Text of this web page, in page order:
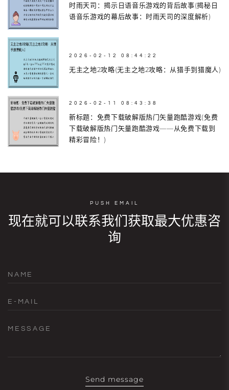
时雨天司：揭示日语音乐游戏的背后故事(揭秘日
语音乐游戏的幕后故事：时雨天司的深度解析)
2026-02-12 08:44:22
无主之地2攻略(无主之地2攻略：从猎手到猎魔人)
2026-02-11 08:43:38
新标题：免费下载破解版热门矢量跑酷游戏(免费
下载破解版热门矢量跑酷游戏——从免费下载到
精彩冒险！)
PUSH EMAIL
现在就可以联系我们获取最大优惠咨
询
NAME
E-MAIL
MESSAGE
Send message